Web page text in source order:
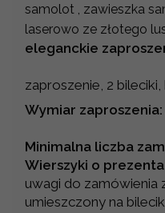
samolot , zawieszka
laserowo ze złotego
eleganckie
zaproszenie, 2
Wymiar zaproszenia:
Minimalna liczba
Wierszyki o
uwagi do zamówienia
umieszczony na